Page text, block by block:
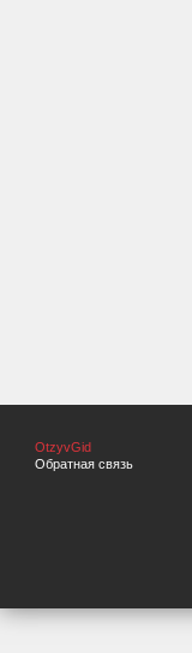
OtzyvGid
Обратная связь